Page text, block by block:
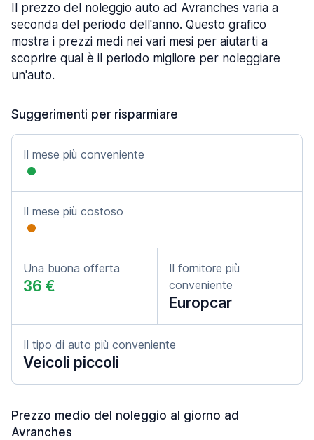
Il prezzo del noleggio auto ad Avranches varia a
seconda del periodo dell'anno. Questo grafico
mostra i prezzi medi nei vari mesi per aiutarti a
scoprire qual è il periodo migliore per noleggiare
un'auto.
Suggerimenti per risparmiare
Il mese più conveniente
Il mese più costoso
Una buona offerta
36 €
Il fornitore più
conveniente
Europcar
Il tipo di auto più conveniente
Veicoli piccoli
Prezzo medio del noleggio al giorno ad
Avranches